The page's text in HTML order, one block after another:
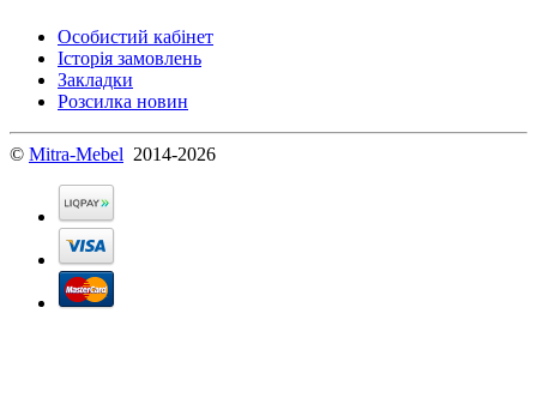
Особистий кабінет
Історія замовлень
Закладки
Розсилка новин
© Mitra-Mebel 2014-2026